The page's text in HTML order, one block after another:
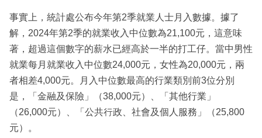
事實上，統計處公布今年第2季就業人士月入數據。據了
解，2024年第2季的就業收入中位數為21,100元，這意味
著，超過這個數字的薪水已經高於一半的打工仔。當中男性
就業每月就業收入中位數24,000元，女性為20,000元，兩
者相差4,000元。月入中位數最高的行業類別前3位分別
是，「金融及保險」（38,000元）、「其他行業」
（26,000元）、「公共行政、社會及個人服務」（25,800
元）。